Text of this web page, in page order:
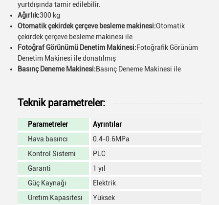
yurtdışında tamir edilebilir.
Ağırlık:300 kg
Otomatik çekirdek çerçeve besleme makinesi:Otomatik
çekirdek çerçeve besleme makinesi ile
Fotoğraf Görünümü Denetim Makinesi:Fotoğrafik Görünüm
Denetim Makinesi ile donatılmış
Basınç Deneme Makinesi:Basınç Deneme Makinesi ile
Teknik parametreler:
Parametreler
Ayrıntılar
Hava basıncı
0.4-0.6MPa
Kontrol Sistemi
PLC
Garanti
1 yıl
Güç Kaynağı
Elektrik
Üretim Kapasitesi
Yüksek